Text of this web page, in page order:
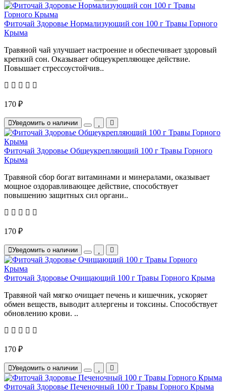
Фиточай Здоровье Нормализующий сон 100 г Травы Горного
Крыма
Травяной чай улучшает настроение и обеспечивает здоровый
крепкий сон. Оказывает общеукрепляющее действие.
Повышает стрессоустойчив..
170 ₽
Уведомить о наличии
Фиточай Здоровье Общеукрепляющий 100 г Травы Горного
Крыма
Травяной сбор богат витаминами и минералами, оказывает
мощное оздоравливающее действие, способствует
повышению защитных сил органи..
170 ₽
Уведомить о наличии
Фиточай Здоровье Очищающий 100 г Травы Горного Крыма
Травяной чай мягко очищает печень и кишечник, ускоряет
обмен веществ, выводит аллергены и токсины. Способствует
обновлению крови. ..
170 ₽
Уведомить о наличии
Фиточай Здоровье Печеночный 100 г Травы Горного Крыма